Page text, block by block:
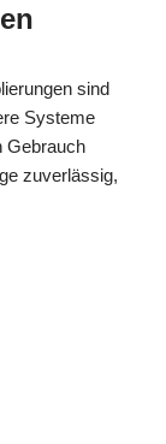
sind
Systeme
Gebrauch
zuverlässig,